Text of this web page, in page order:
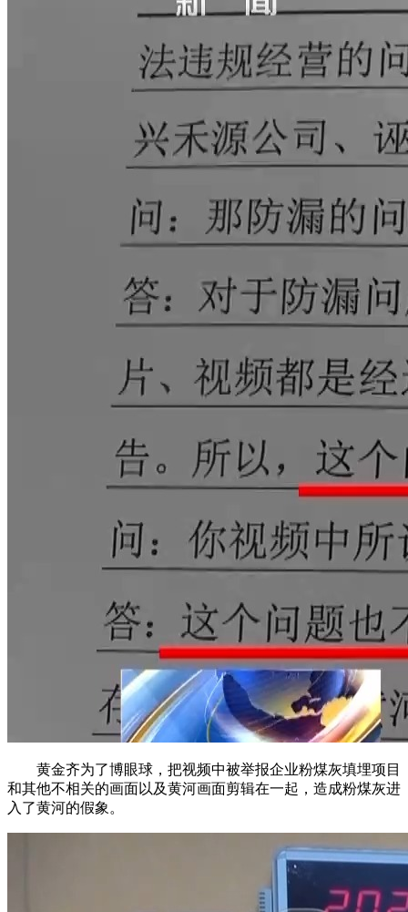
黄金齐为了博眼球，把视频中被举报企业粉煤灰填埋项目
和其他不相关的画面以及黄河画面剪辑在一起，造成粉煤灰进
入了黄河的假象。